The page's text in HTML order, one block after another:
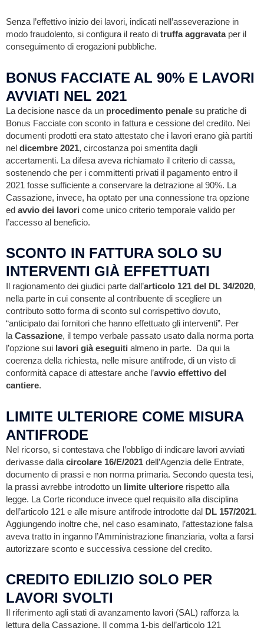
Senza l’effettivo inizio dei lavori, indicati nell’asseverazione in
modo fraudolento, si configura il reato di truffa aggravata per il
conseguimento di erogazioni pubbliche.
BONUS FACCIATE AL 90% E LAVORI
AVVIATI NEL 2021
La decisione nasce da un procedimento penale su pratiche di
Bonus Facciate con sconto in fattura e cessione del credito. Nei
documenti prodotti era stato attestato che i lavori erano già partiti
nel dicembre 2021, circostanza poi smentita dagli
accertamenti. La difesa aveva richiamato il criterio di cassa,
sostenendo che per i committenti privati il pagamento entro il
2021 fosse sufficiente a conservare la detrazione al 90%. La
Cassazione, invece, ha optato per una connessione tra opzione
ed avvio dei lavori come unico criterio temporale valido per
l’accesso al beneficio.
SCONTO IN FATTURA SOLO SU
INTERVENTI GIÀ EFFETTUATI
Il ragionamento dei giudici parte dall’articolo 121 del DL 34/2020,
nella parte in cui consente al contribuente di scegliere un
contributo sotto forma di sconto sul corrispettivo dovuto,
“anticipato dai fornitori che hanno effettuato gli interventi”. Per
laCassazione, il tempo verbale passato usato dalla norma porta
l’opzione sui lavori già eseguiti almeno in parte. Da qui la
coerenza della richiesta, nelle misure antifrode, di un visto di
conformità capace di attestare anche l’avvio effettivo del
cantiere.
LIMITE ULTERIORE COME MISURA
ANTIFRODE
Nel ricorso, si contestava che l’obbligo di indicare lavori avviati
derivasse dalla circolare 16/E/2021 dell’Agenzia delle Entrate,
documento di prassi e non norma primaria. Secondo questa tesi,
la prassi avrebbe introdotto un limite ulteriore rispetto alla
legge. La Corte riconduce invece quel requisito alla disciplina
dell’articolo 121 e alle misure antifrode introdotte dal
DL 157/2021.
Aggiungendo inoltre che, nel caso esaminato, l’attestazione falsa
aveva tratto in inganno l’Amministrazione finanziaria, volta a farsi
autorizzare sconto e successiva cessione del credito.
CREDITO EDILIZIO SOLO PER
LAVORI SVOLTI
Il riferimento agli stati di avanzamento lavori (SAL) rafforza la
lettura della Cassazione. Il comma 1-bis dell’articolo 121